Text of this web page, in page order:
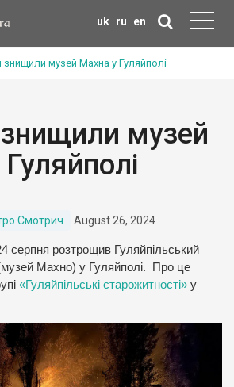
uk ru en
знищили музей Махна у Гуляйполі
знищили музей
Смотрич August 26, 2024
серпня розтрощив Гуляйпільський
Махно) у Гуляйполі. Про це
«Гуляйпільські старожитності» у